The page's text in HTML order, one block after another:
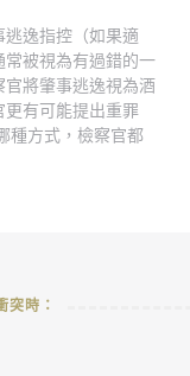
逸指控（如果適
被視為有過錯的一
將肇事逃逸視為酒
有可能提出重罪
種方式，檢察官都
突時：